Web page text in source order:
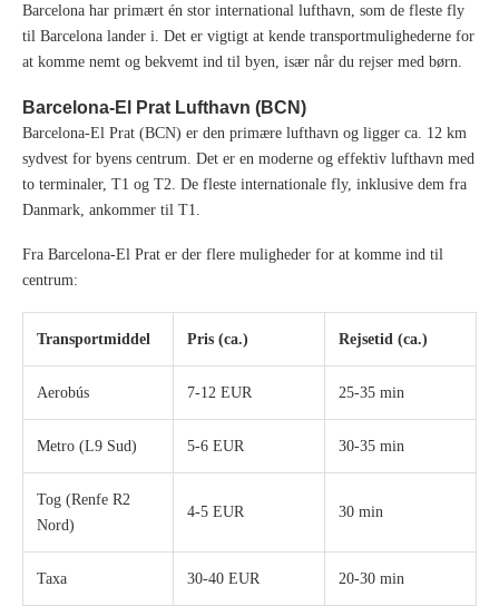
Barcelona har primært én stor international lufthavn, som de fleste fly
til Barcelona lander i. Det er vigtigt at kende transportmulighederne for
at komme nemt og bekvemt ind til byen, især når du rejser med børn.
Barcelona-El Prat Lufthavn (BCN)
Barcelona-El Prat (BCN) er den primære lufthavn og ligger ca. 12 km
sydvest for byens centrum. Det er en moderne og effektiv lufthavn med
to terminaler, T1 og T2. De fleste internationale fly, inklusive dem fra
Danmark, ankommer til T1.
Fra Barcelona-El Prat er der flere muligheder for at komme ind til
centrum:
Transportmiddel Pris (ca.) Rejsetid (ca.)
Aerobús 7-12 EUR 25-35 min
Metro (L9 Sud) 5-6 EUR 30-35 min
Tog (Renfe R2
Nord)
4-5 EUR 30 min
Taxa 30-40 EUR 20-30 min